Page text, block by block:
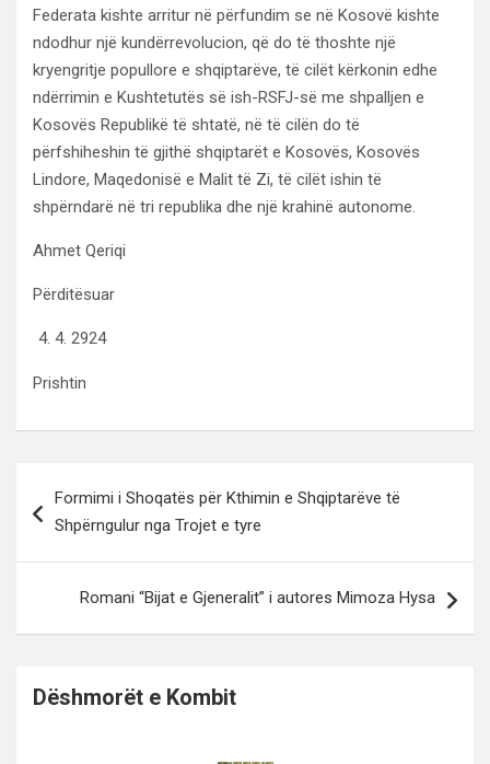
Federata kishte arritur në përfundim se në Kosovë kishte
ndodhur një kundërrevolucion, që do të thoshte një
kryengritje popullore e shqiptarëve, të cilët kërkonin edhe
ndërrimin e Kushtetutës së ish-RSFJ-së me shpalljen e
Kosovës Republikë të shtatë, në të cilën do të
përfshiheshin të gjithë shqiptarët e Kosovës, Kosovës
Lindore, Maqedonisë e Malit të Zi, të cilët ishin të
shpërndarë në tri republika dhe një krahinë autonome.
Ahmet Qeriqi
Përditësuar
4. 2924
Prishtin
te
Formimi i Shoqatës për Kthimin e Shqiptarëve të
Shpërngulur nga Trojet e tyre
Romani “Bijat e Gjeneralit” i autores Mimoza Hysa
Dëshmorët e Kombit